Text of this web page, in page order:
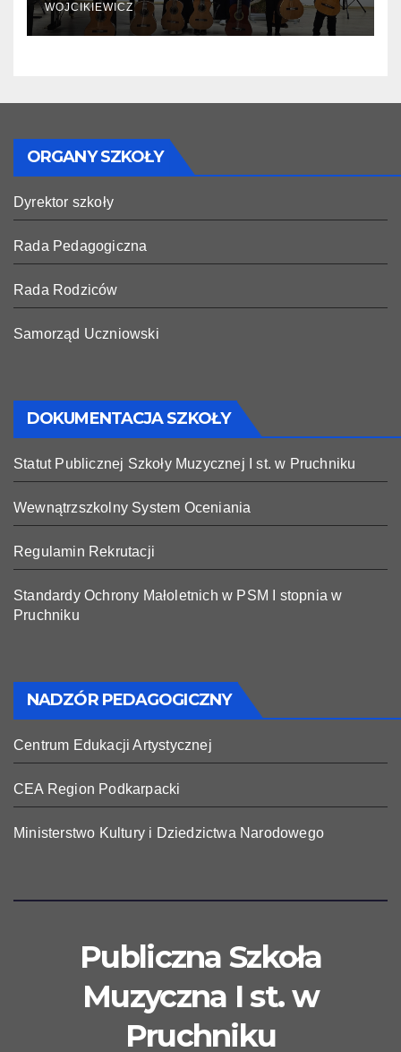
WOJCIKIEWICZ
ORGANY SZKOŁY
Dyrektor szkoły
Rada Pedagogiczna
Rada Rodziców
Samorząd Uczniowski
DOKUMENTACJA SZKOŁY
Statut Publicznej Szkoły Muzycznej I st. w Pruchniku
Wewnątrzszkolny System Oceniania
Regulamin Rekrutacji
Standardy Ochrony Małoletnich w PSM I stopnia w
Pruchniku
NADZÓR PEDAGOGICZNY
Centrum Edukacji Artystycznej
CEA Region Podkarpacki
Ministerstwo Kultury i Dziedzictwa Narodowego
Publiczna Szkoła
Muzyczna I st. w
Pruchniku